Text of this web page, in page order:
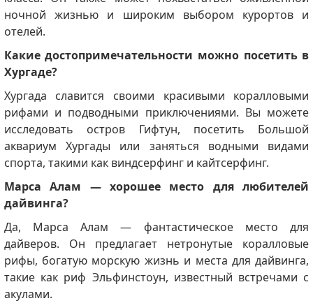
ночной жизнью и широким выбором курортов и
отелей.
Какие достопримечательности можно посетить в
Хургаде?
Хургада славится своими красивыми коралловыми
рифами и подводными приключениями. Вы можете
исследовать остров Гифтун, посетить Большой
аквариум Хургады или заняться водными видами
спорта, такими как виндсерфинг и кайтсерфинг.
Марса Алам — хорошее место для любителей
дайвинга?
Да, Марса Алам — фантастическое место для
дайверов. Он предлагает нетронутые коралловые
рифы, богатую морскую жизнь и места для дайвинга,
такие как риф Эльфинстоун, известный встречами с
акулами.